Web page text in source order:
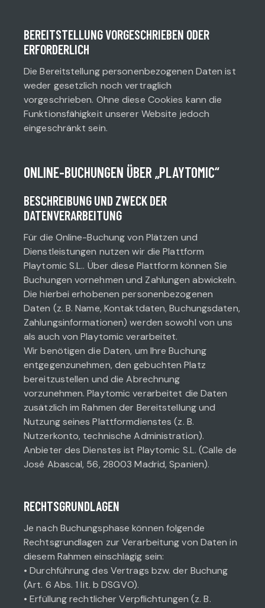
BEREITSTELLUNG VORGESCHRIEBEN ODER
ERFORDERLICH
Die Bereitstellung personenbezogenen Daten ist
weder gesetzlich noch vertraglich
vorgeschrieben. Ohne diese Cookies kann die
Funktionsfähigkeit unserer Website jedoch
eingeschränkt sein.
ONLINE-BUCHUNGEN ÜBER „PLAYTOMIC“
BESCHREIBUNG UND ZWECK DER
DATENVERARBEITUNG
Für die Online-Buchung von Plätzen und
Dienstleistungen nutzen wir die Plattform
Playtomic S.L.. Über diese Plattform können Sie
Buchungen vornehmen und Zahlungen abwickeln.
Die hierbei erhobenen personenbezogenen
Daten (z. B. Name, Kontaktdaten, Buchungsdaten,
Zahlungsinformationen) werden sowohl von uns
als auch von Playtomic verarbeitet.
Wir benötigen die Daten, um Ihre Buchung
entgegenzunehmen, den gebuchten Platz
bereitzustellen und die Abrechnung
vorzunehmen. Playtomic verarbeitet die Daten
zusätzlich im Rahmen der Bereitstellung und
Nutzung seines Plattformdienstes (z. B.
Nutzerkonto, technische Administration).
Anbieter des Dienstes ist Playtomic S.L. (Calle de
José Abascal, 56, 28003 Madrid, Spanien).
RECHTSGRUNDLAGEN
Je nach Buchungsphase können folgende
Rechtsgrundlagen zur Verarbeitung von Daten in
diesem Rahmen einschlägig sein:
• Durchführung des Vertrags bzw. der Buchung
(Art. 6 Abs. 1 lit. b DSGVO).
• Erfüllung rechtlicher Verpflichtungen (z. B.